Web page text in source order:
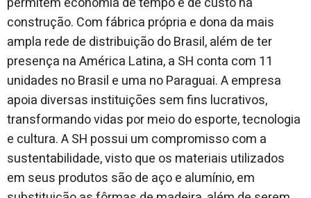
construção. Com fábrica própria e dona da mais
ampla rede de distribuição do Brasil, além de ter
presença na América Latina, a SH conta com 11
unidades no Brasil e uma no Paraguai. A empresa
apoia diversas instituições sem fins lucrativos,
transformando vidas por meio do esporte, tecnologia
e cultura. A SH possui um compromisso com a
sustentabilidade, visto que os materiais utilizados
em seus produtos são de aço e alumínio, em